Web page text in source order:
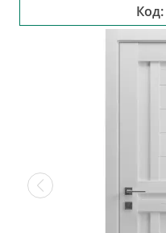
Код: